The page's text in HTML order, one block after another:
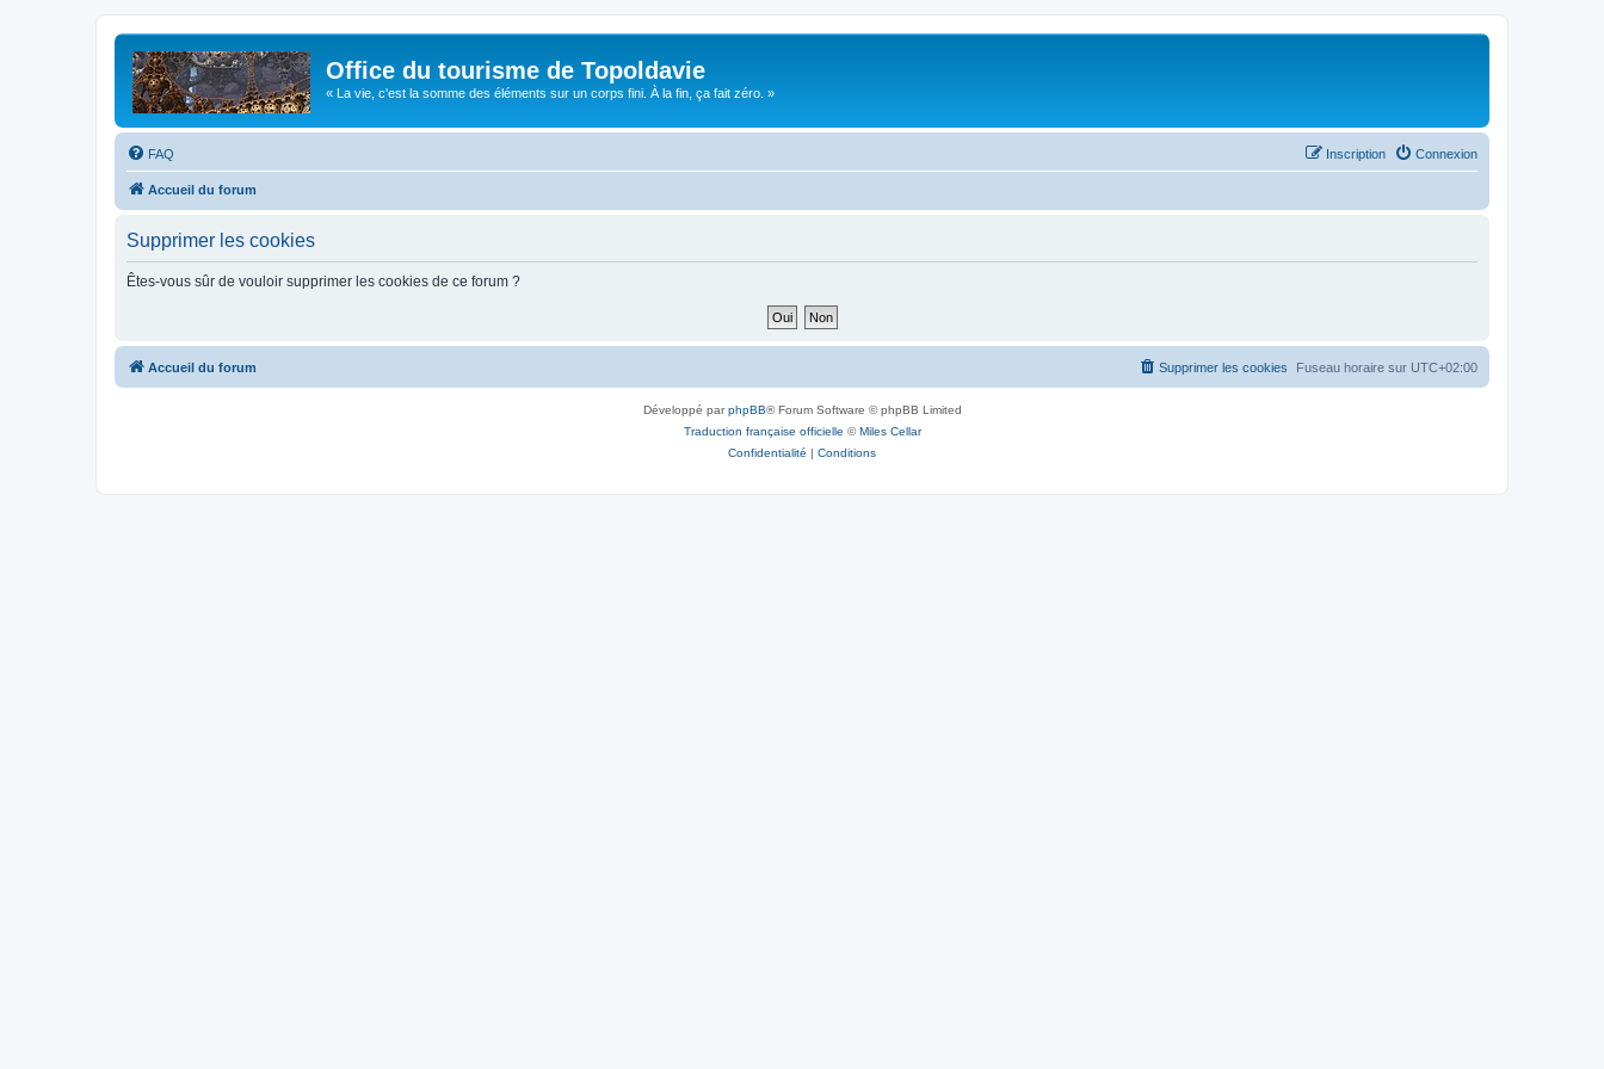
Office du tourisme de Topoldavie
« La vie, c'est la somme des éléments sur un corps fini. À la fin, ça fait zéro. »
FAQ Connexion
Inscription
Accueil du forum
Supprimer les cookies
Êtes-vous sûr de vouloir supprimer les cookies de ce forum ?
Accueil du forum Fuseau horaire sur UTC+02:00
Supprimer les cookies
Développé parphpBB® Forum Software © phpBB Limited
Traduction française officielle ©Miles Cellar
Confidentialité | Conditions